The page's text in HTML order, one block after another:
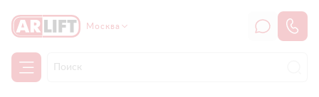
Москва